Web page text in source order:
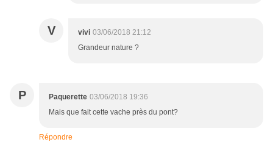
V vivi 03/06/2018 21:12
Grandeur nature ?
P Paquerette 03/06/2018 19:36
Mais que fait cette vache près du pont?
Répondre